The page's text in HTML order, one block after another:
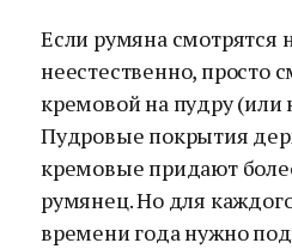
Если румяна смотрятся
неестественно, просто
кремовой на пудру (или
Пудровые покрытия
кремовые придают
румянец. Но для
времени года нужно